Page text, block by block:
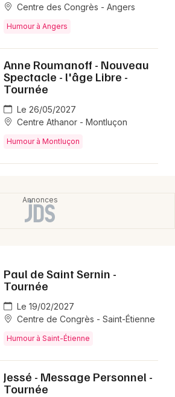
Centre des Congrès - Angers
Humour à Angers
Anne Roumanoff - Nouveau
Spectacle - l'âge Libre -
Tournée
Le 26/05/2027
Centre Athanor - Montluçon
Humour à Montluçon
Paul de Saint Sernin -
Tournée
Le 19/02/2027
Centre de Congrès - Saint-Étienne
Humour à Saint-Étienne
Jessé - Message Personnel -
Tournée